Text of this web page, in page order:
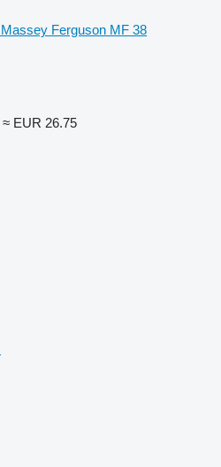
Massey Ferguson MF 38
≈ EUR 26.75